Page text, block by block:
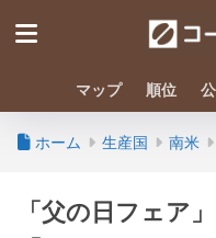
マップ 順位
ホーム 生産国 南米
「父の日フェア